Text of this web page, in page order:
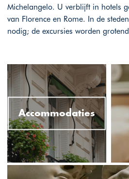
Michelangelo. U verblijft in hotels
van Florence en Rome. In de
nodig; de excursies worden
Accommodaties